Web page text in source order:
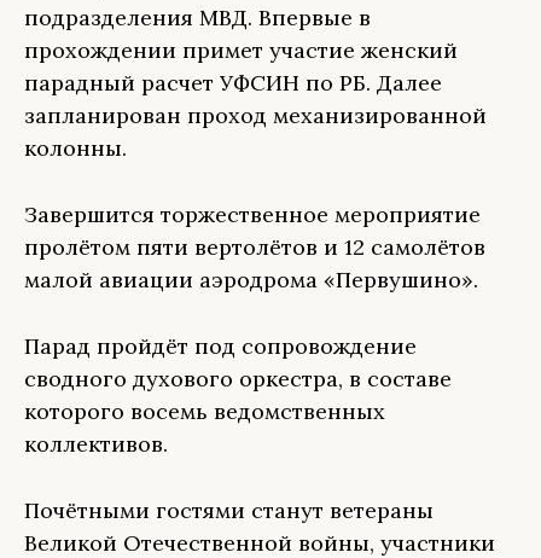
подразделения МВД. Впервые в
прохождении примет участие женский
парадный расчет УФСИН по РБ. Далее
запланирован проход механизированной
колонны.
Завершится торжественное мероприятие
пролётом пяти вертолётов и 12 самолётов
малой авиации аэродрома «Первушино».
Парад пройдёт под сопровождение
сводного духового оркестра, в составе
которого восемь ведомственных
коллективов.
Почётными гостями станут ветераны
Великой Отечественной войны, участники